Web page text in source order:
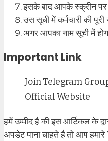
इसके बाद आपके स्क्रीन पर
उस सूची में कर्मचारी की
अगर आपका नाम सूची में
Important Link
Join Telegram
Official Website
हमें उम्मीद है की इस आर्टिकल के
अपडेट पाना चाहते है तो आप